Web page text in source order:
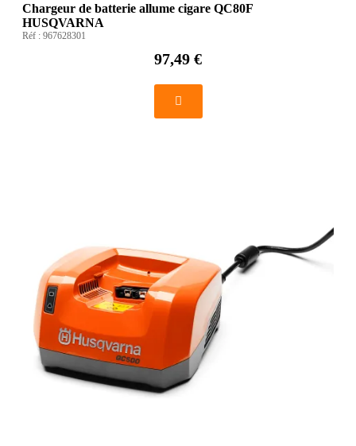
Chargeur de batterie allume cigare QC80F
HUSQVARNA
Réf : 967628301
97,49 €